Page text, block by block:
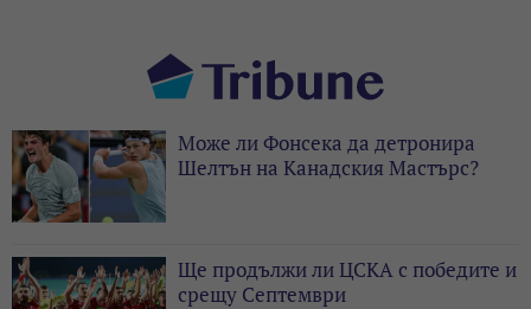
Може ли Фонсека да детронира
Шелтън на Канадския Мастърс?
Ще продължи ли ЦСКА с победите и
срещу Септември